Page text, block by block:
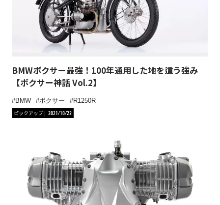
BMWボクサー最強！100年通用した地を這う強み
【ボクサー神話 Vol.2】
BMW ボクサー
R1250R
ピックアップ
2021/10/22